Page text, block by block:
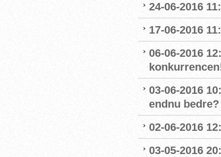
24-06-2016
17-06-2016
06-06-2016
03-06-2016
endnu bedre?
02-06-2016
03-05-2016